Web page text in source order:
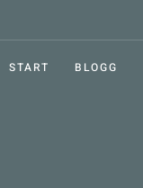
START BLOGG